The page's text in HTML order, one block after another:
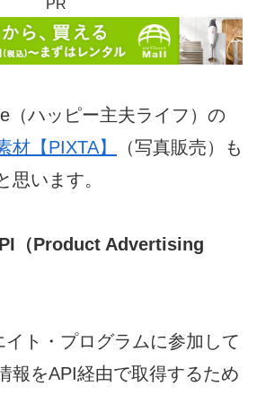
PR
（ハッピー主夫ライフ）の
材【PIXTA】
（写真販売）も
思います。
（Product Advertising
ト・プログラムに参加して
報をAPI経由で取得するため